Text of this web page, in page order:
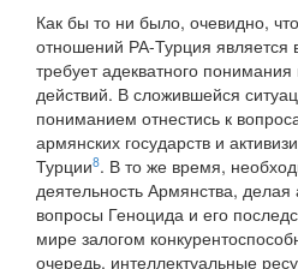
Как бы то ни было, очевидно,
отношений РА-Турция
требует адекватного
действий. В сложившейся
пониманием отнестись к
армянских государств и
Турции8. В то же время,
деятельность Армянства, делая
вопросы Геноцида и его
мире залогом
очередь, интеллектуальные